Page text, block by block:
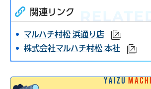
関連リンク
マルハチ村松 浜通り店
株式会社マルハチ村松 本社